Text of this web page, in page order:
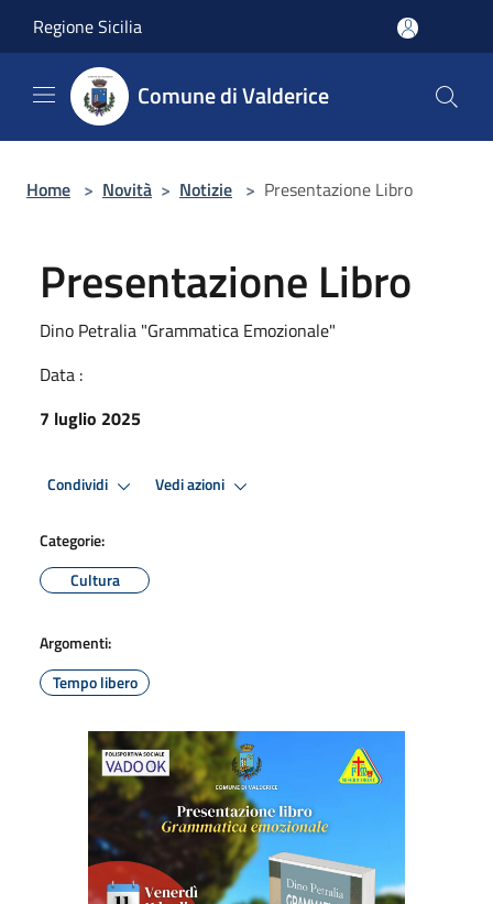
Regione Sicilia
Comune di Valderice
Home > Novità > Notizie > Presentazione Libro
Presentazione Libro
Dino Petralia "Grammatica Emozionale"
Data :
7 luglio 2025
Condividi Vedi azioni
Categorie:
Cultura
Argomenti:
Tempo libero